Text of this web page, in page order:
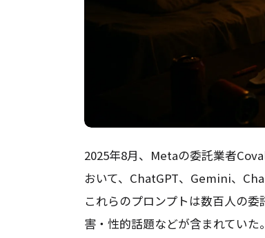
2025年8月、Metaの委託業者
おいて、ChatGPT、Gemini、
これらのプロンプトは数百人の
害・性的話題などが含まれていた。